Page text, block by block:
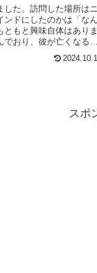
した。訪問した場所はニ
ンドにしたのかは「なん
ともと興味自体はありま
でおり、彼が亡くなる前
スポ